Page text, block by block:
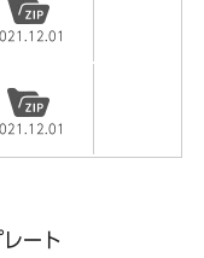
ート